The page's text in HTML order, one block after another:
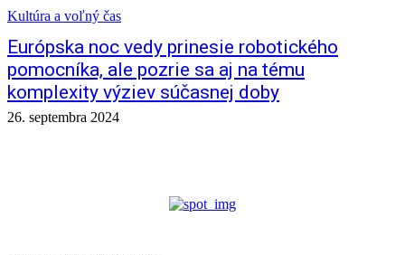
Kultúra a voľný čas
Európska noc vedy prinesie robotického
pomocníka, ale pozrie sa aj na tému
komplexity výziev súčasnej doby
26. septembra 2024